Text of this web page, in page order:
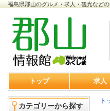
福島県郡山のグルメ・求人・観光など
トップ 求人
カテゴリーから探す
ト